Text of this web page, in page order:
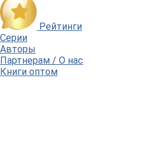
Рейтинги
Серии
Авторы
Партнерам / О нас
Книги оптом